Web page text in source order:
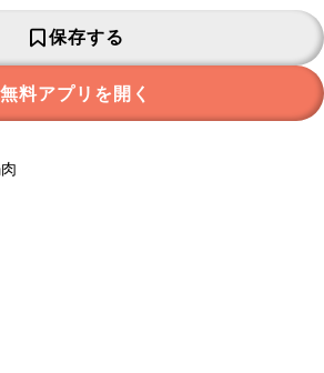
保存する
無料アプリを開く